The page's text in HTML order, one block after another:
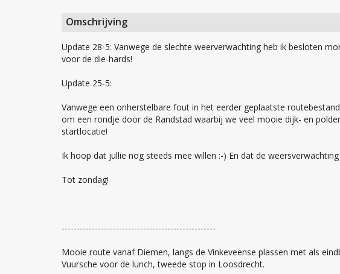
Omschrijving
Update 28-5: Vanwege de slechte weerverwachting heb ik besloten
voor de die-hards!
Update 25-5:
Vanwege een onherstelbare fout in het eerder geplaatste
om een rondje door de Randstad waarbij we veel mooie dijk- en
startlocatie!
Ik hoop dat jullie nog steeds mee willen :-) En dat de
Tot zondag!
---------------------------------------------------
Mooie route vanaf Diemen, langs de Vinkeveense plassen met als
Vuursche voor de lunch, tweede stop in Loosdrecht.